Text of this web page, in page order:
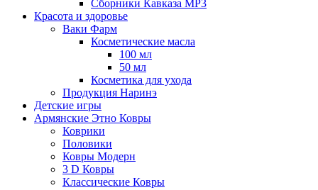
Сборники Кавказа MP3
Красота и здоровье
Ваки Фарм
Косметические масла
100 мл
50 мл
Косметика для ухода
Продукция Наринэ
Детские игры
Армянские Этно Ковры
Коврики
Половики
Ковры Модерн
3 D Ковры
Классические Ковры